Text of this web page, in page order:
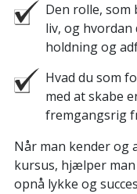
Den rolle, som
liv, og
holdning og
Hvad du som
med at skabe
fremgangsrig
Når man kender og
kursus, hjælper
opnå lykke og